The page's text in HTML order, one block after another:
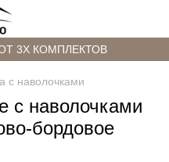
3Х КОМПЛЕКТОВ
с наволочками
с наволочками
бордовое